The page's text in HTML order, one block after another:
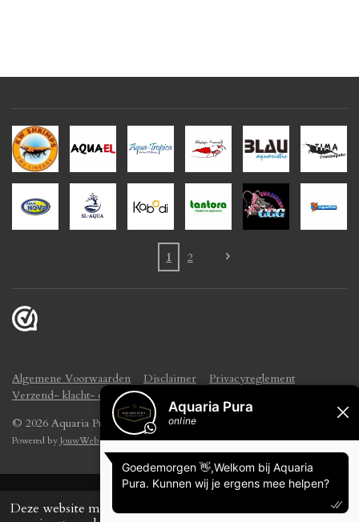
Deze website maakt gebruik van cookies om uw
1 2
Algemene Voorwaarden Disclaimer
Privacyreglement
Verzend- klacht- en retourbeleid
© 2026 Aquaria Pura
Powered byJouwWeb